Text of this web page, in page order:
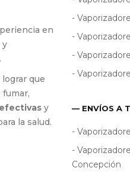
en
y
.
que
y
la salud.
-
-
-
-
— ENVÍOS A
-
-
Concepción